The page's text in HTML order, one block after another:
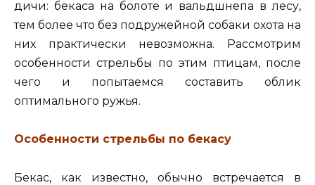
дичи: бекаса на болоте и вальдшнепа в лесу,
тем более что без подружейной собаки охота на
них практически невозможна. Рассмотрим
особенности стрельбы по этим птицам, после
чего и попытаемся составить облик
оптимального ружья.
Особенности стрельбы по бекасу
Бекас, как известно, обычно встречается в